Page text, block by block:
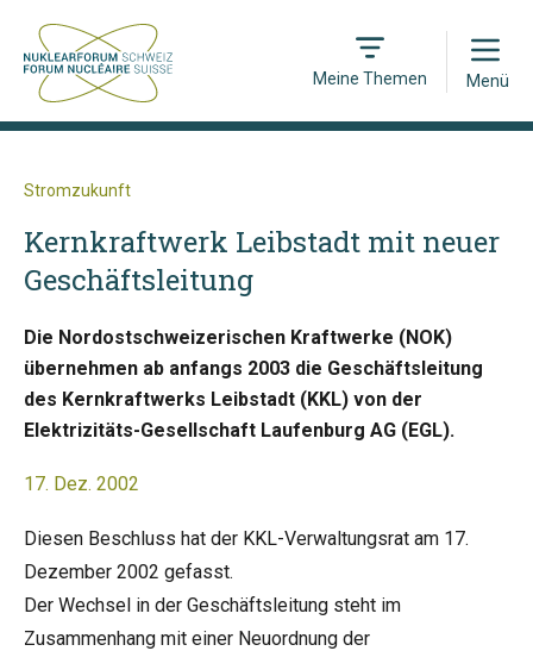
Meine Themen
Open
Menü
Stromzukunft
Kernkraftwerk Leibstadt mit neuer
Geschäftsleitung
Die Nordostschweizerischen Kraftwerke (NOK)
übernehmen ab anfangs 2003 die Geschäftsleitung
des Kernkraftwerks Leibstadt (KKL) von der
Elektrizitäts-Gesellschaft Laufenburg AG (EGL).
17. Dez. 2002
Diesen Beschluss hat der KKL-Verwaltungsrat am 17.
Dezember 2002 gefasst.
Der Wechsel in der Geschäftsleitung steht im
Zusammenhang mit einer Neuordnung der